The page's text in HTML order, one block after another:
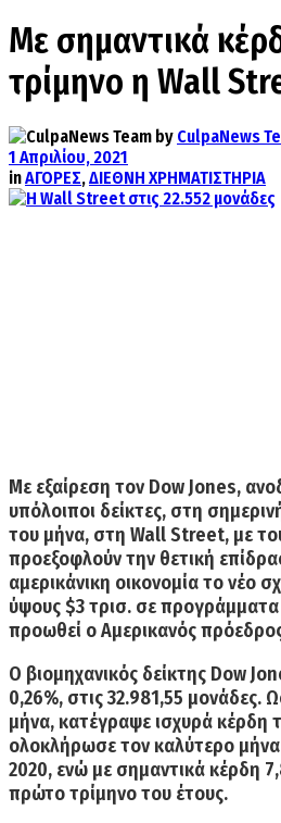
Με σημαντικά
τρίμηνο η Wall
by CulpaNews
1 Απριλίου, 2021
inΑΓΟΡΕΣ,ΔΙΕΘΝΗ ΧΡΗΜΑΤΙΣΤΗΡΙΑ
Με εξαίρεση τον Dow Jones,
υπόλοιποι δείκτες, στη
του μήνα, στη Wall Street, με
προεξοφλούν την θετική
αμερικάνικη οικονομία το νέο
ύψους $3 τρισ. σε
προωθεί ο Αμερικανός
Ο βιομηχανικός δείκτης Dow
0,26%, στις 32.981,55 μονάδες.
μήνα, κατέγραψε ισχυρά κέρδη
ολοκλήρωσε τον καλύτερο
2020, ενώ με σημαντικά κέρδη
πρώτο τρίμηνο του έτους.